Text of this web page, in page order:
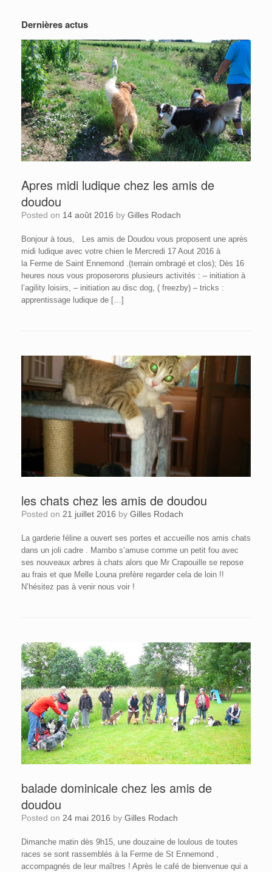
Dernières actus
Apres midi ludique chez les amis de
doudou
Posted on 14 août 2016 by Gilles Rodach
Bonjour à tous, Les amis de Doudou vous proposent une après
midi ludique avec votre chien le Mercredi 17 Aout 2016 à
la Ferme de Saint Ennemond .(terrain ombragé et clos); Dès 16
heures nous vous proposerons plusieurs activités : – initiation à
l’agility loisirs, – initiation au disc dog, ( freezby) – tricks :
apprentissage ludique de […]
les chats chez les amis de doudou
Posted on 21 juillet 2016 by Gilles Rodach
La garderie féline a ouvert ses portes et accueille nos amis chats
dans un joli cadre . Mambo s’amuse comme un petit fou avec
ses nouveaux arbres à chats alors que Mr Crapouille se repose
au frais et que Melle Louna prefère regarder cela de loin !!
N’hésitez pas à venir nous voir !
balade dominicale chez les amis de
doudou
Posted on 24 mai 2016 by Gilles Rodach
Dimanche matin dès 9h15, une douzaine de loulous de toutes
races se sont rassemblés à la Ferme de St Ennemond ,
accompagnés de leur maîtres ! Après le café de bienvenue qui a